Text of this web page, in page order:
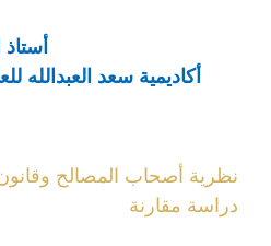
أكاديمية سعد العبدالله
نظرية أصحاب المصالح
دراسة مقارنة